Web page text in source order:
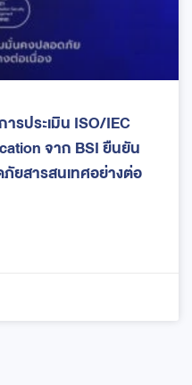
รประเมิน ISO/IEC
จาก BSI ยืนยัน
ยสารสนเทศอย่างต่อ